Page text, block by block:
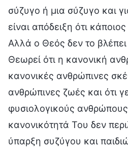
σύζυγο ή μια σύζυγο και
είναι απόδειξη ότι
Αλλά ο Θεός δεν το
Θεωρεί ότι η κανονική
κανονικές ανθρώπινες
ανθρώπινες ζωές και ότι
φυσιολογικούς
κανονικότητά Του δεν
ύπαρξη συζύγου και